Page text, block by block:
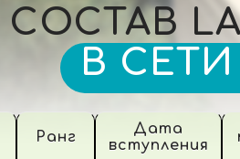
СОСТАВ
В
Ранг
Дата
вступления